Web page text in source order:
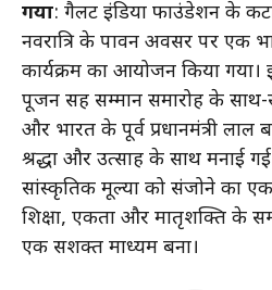
गया: गैलेंट इंडिया फाउंडेशन के
नवरात्रि के पावन अवसर पर एक
कार्यक्रम का आयोजन किया गया।
पूजन सह सम्मान समारोह के साथ-
और भारत के पूर्व प्रधानमंत्री लाल
श्रद्धा और उत्साह के साथ मनाई
सांस्कृतिक मूल्यों को संजोने का
शिक्षा, एकता और मातृशक्ति के
एक सशक्त माध्यम बना।